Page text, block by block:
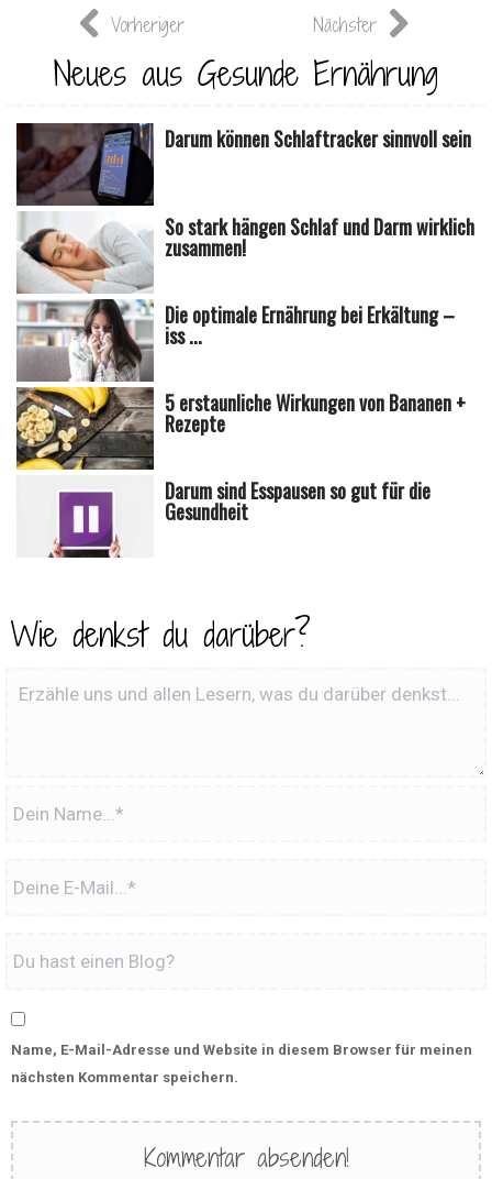
Vorheriger Nächster
Neues aus Gesunde Ernährung
Darum können Schlaftracker sinnvoll sein
So stark hängen Schlaf und Darm wirklich
zusammen!
Die optimale Ernährung bei Erkältung –
iss ...
5 erstaunliche Wirkungen von Bananen +
Rezepte
Darum sind Esspausen so gut für die
Gesundheit
Wie denkst du darüber?
Name, E-Mail-Adresse und Website in diesem Browser für meinen
nächsten Kommentar speichern.